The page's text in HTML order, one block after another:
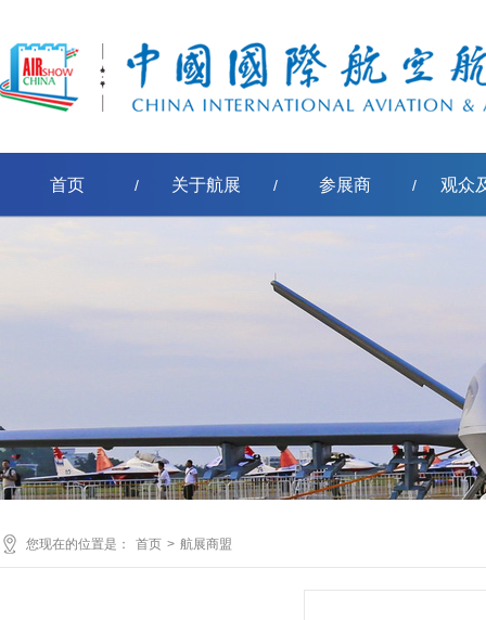
首页 / 关于航展 / 参展商 / 观众
您现在的位置是： 首页 > 航展商盟